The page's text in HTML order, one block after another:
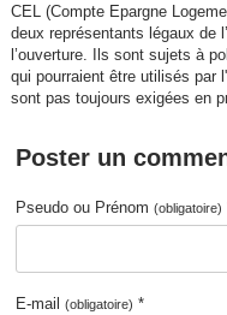
CEL (Compte Epargne
deux représentants légaux de
l’ouverture. Ils sont sujets à
qui pourraient être utilisés par
sont pas toujours exigées en
Poster un
Pseudo ou Prénom(obligatoire)
E-mail(obligatoire) *